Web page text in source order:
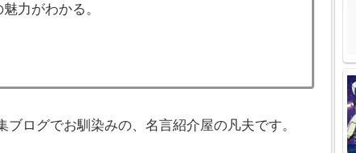
力がわかる。
ログでお馴染みの、名言紹介屋の凡夫です。